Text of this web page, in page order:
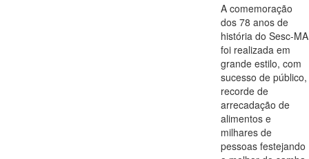
A comemoração
dos 78 anos de
história do Sesc-MA
foi realizada em
grande estilo, com
sucesso de público,
recorde de
arrecadação de
alimentos e
milhares de
pessoas festejando